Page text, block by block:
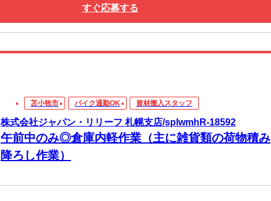
すぐ応募する
苫小牧市 バイク通勤OK 資材搬入スタッフ
株式会社ジャパン・リリーフ 札幌支店/splwmhR-18592
午前中のみ◎倉庫内軽作業（主に雑貨類の荷物積み
降ろし作業）